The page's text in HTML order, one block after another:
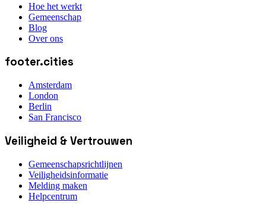
Hoe het werkt
Gemeenschap
Blog
Over ons
footer.cities
Amsterdam
London
Berlin
San Francisco
Veiligheid & Vertrouwen
Gemeenschapsrichtlijnen
Veiligheidsinformatie
Melding maken
Helpcentrum